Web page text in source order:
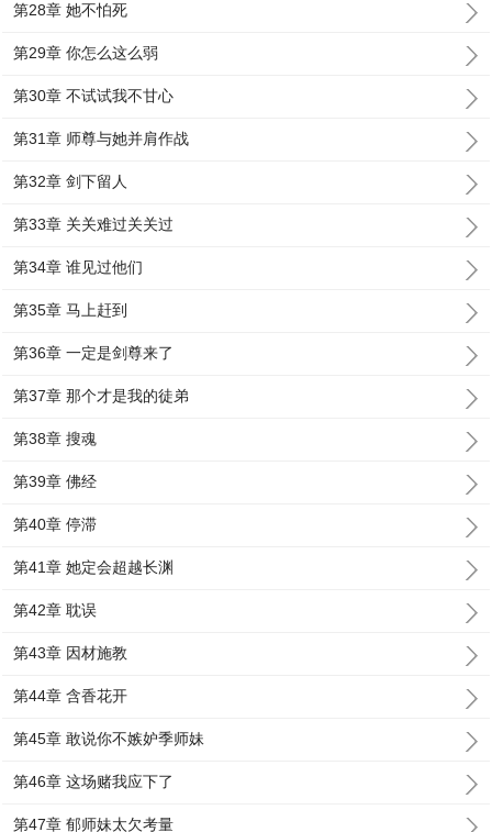
第28章 她不怕死
第29章 你怎么这么弱
第30章 不试试我不甘心
第31章 师尊与她并肩作战
第32章 剑下留人
第33章 关关难过关关过
第34章 谁见过他们
第35章 马上赶到
第36章 一定是剑尊来了
第37章 那个才是我的徒弟
第38章 搜魂
第39章 佛经
第40章 停滞
第41章 她定会超越长渊
第42章 耽误
第43章 因材施教
第44章 含香花开
第45章 敢说你不嫉妒季师妹
第46章 这场赌我应下了
第47章 郁师妹太欠考量